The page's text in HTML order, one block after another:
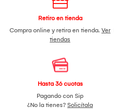
Retiro en tienda
Compra online y retira en tienda. Ver
tiendas
Hasta 36 cuotas
Pagando con Sip
¿No la tienes? Solicítala